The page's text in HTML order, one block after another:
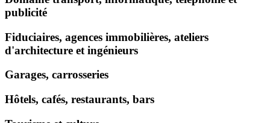
publicité
Fiduciaires, agences immobilières, ateliers
d'architecture et ingénieurs
Garages, carrosseries
Hôtels, cafés, restaurants, bars